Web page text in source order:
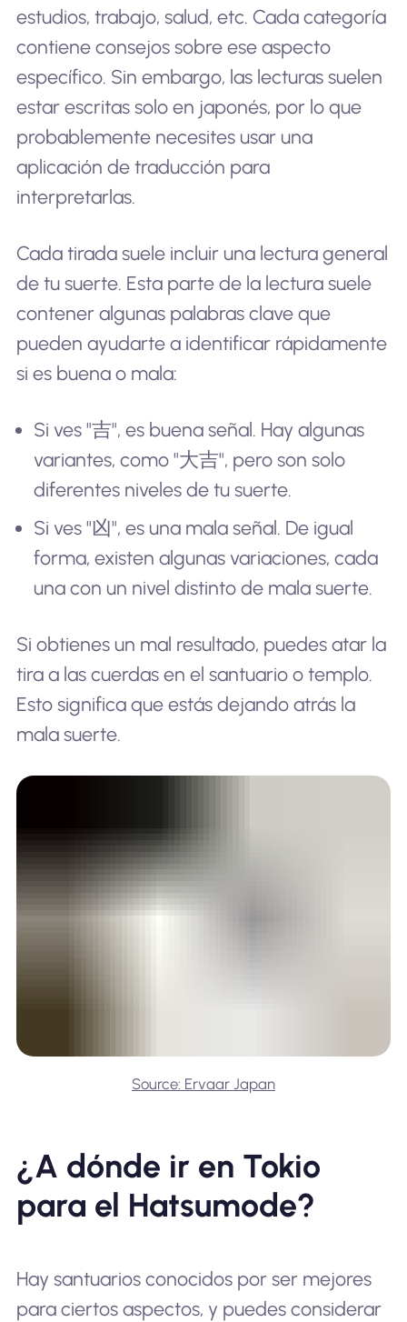
estudios, trabajo, salud, etc. Cada categoría
contiene consejos sobre ese aspecto
específico. Sin embargo, las lecturas suelen
estar escritas solo en japonés, por lo que
probablemente necesites usar una
aplicación de traducción para
interpretarlas.
Cada tirada suele incluir una lectura general
de tu suerte. Esta parte de la lectura suele
contener algunas palabras clave que
pueden ayudarte a identificar rápidamente
si es buena o mala:
Si ves "吉", es buena señal. Hay algunas
variantes, como "大吉", pero son solo
diferentes niveles de tu suerte.
Si ves "凶", es una mala señal. De igual
forma, existen algunas variaciones, cada
una con un nivel distinto de mala suerte.
Si obtienes un mal resultado, puedes atar la
tira a las cuerdas en el santuario o templo.
Esto significa que estás dejando atrás la
mala suerte.
Source: Ervaar Japan
¿A dónde ir en Tokio
para el Hatsumode?
Hay santuarios conocidos por ser mejores
para ciertos aspectos, y puedes considerar